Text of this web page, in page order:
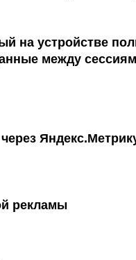
на устройстве
между
рекламы